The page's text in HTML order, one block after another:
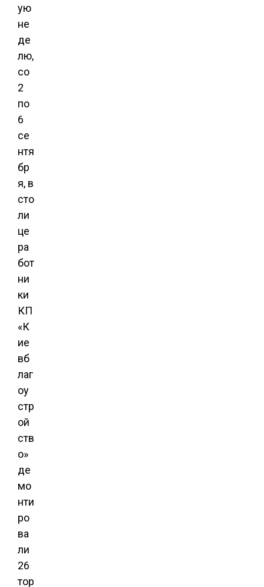
ую
не
де
лю,
со
2
по
6
се
нтя
бр
я, в
сто
ли
це
ра
бот
ни
ки
КП
«К
ие
вб
лаг
оу
стр
ой
ств
о»
де
мо
нти
ро
ва
ли
26
тор